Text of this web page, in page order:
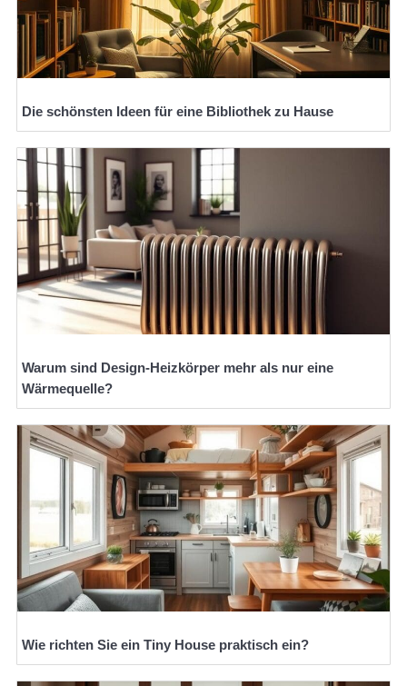
Die schönsten Ideen für eine Bibliothek zu Hause
Warum sind Design-Heizkörper mehr als nur eine
Wärmequelle?
Wie richten Sie ein Tiny House praktisch ein?